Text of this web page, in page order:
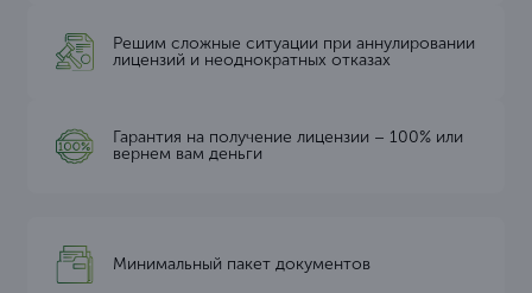
Решим сложные ситуации при аннулировании
лицензий и неоднократных отказах
Гарантия на получение лицензии – 100% или
вернем вам деньги
Минимальный пакет документов